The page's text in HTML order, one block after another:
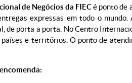
de Negócios da FIECé ponto de
expressas em todo o
de porta a porta. No Centro
e territórios. O ponto de